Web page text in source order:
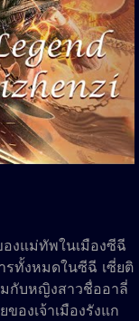
องแม่ทัพในเมืองซีฉี
ทั้งหมดในซีฉี เซี่ยติ
มกับหญิงสาวชื่ออาลี่
องเจ้าเมืองรังแก